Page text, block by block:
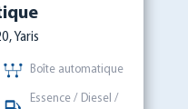
Yaris
Boîte automatique
Essence / Diesel /